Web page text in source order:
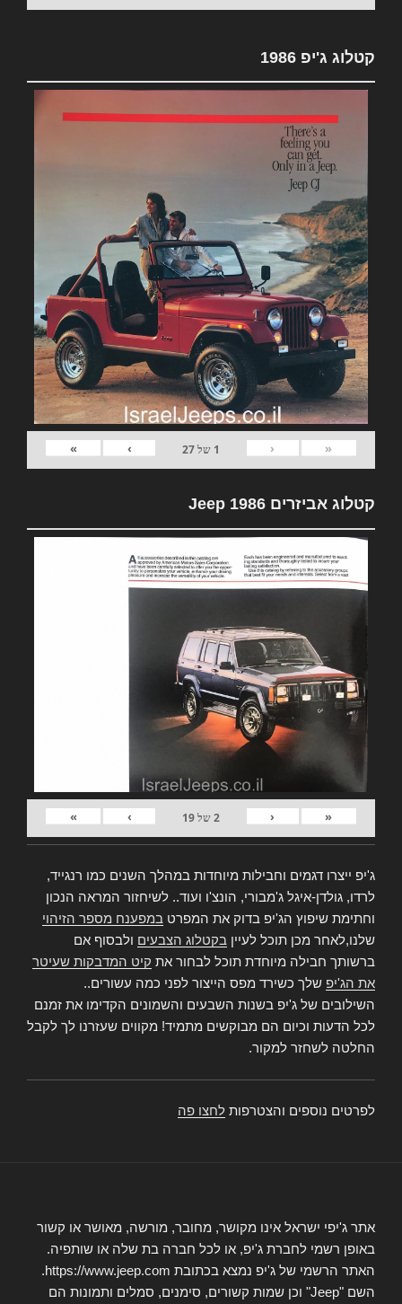
קטלוג ג'יפ 1986
«
‹
1 של27
›
»
קטלוג אביזרים Jeep 1986
«
‹
2של19
›
»
ג'יפ ייצרו דגמים וחבילות מיוחדות במהלך השנים כמו רנגייד,
לרדו, גולדן-איגל ג'מבורי, הונצ'ו ועוד.. לשיחזור המראה הנכון
וחתימת שיפוץ הג'יפ בדוק את המפרט במפענח מספר הזיהוי
שלנו,לאחר מכן תוכל לעיין בקטלוג הצבעים ולבסוף אם
ברשותך חבילה מיוחדת תוכל לבחור את קיט המדבקות שעיטר
את הג'יפ שלך כשירד מפס הייצור לפני כמה עשורים..
השילובים של ג'יפ בשנות השבעים והשמונים הקדימו את זמנם
לכל הדעות וכיום הם מבוקשים מתמיד! מקווים שעזרנו לך לקבל
החלטה לשחזר למקור.
לפרטים נוספים והצטרפות לחצו פה
אתר ג'יפי ישראל אינו מקושר, מחובר, מורשה, מאושר או קשור
באופן רשמי לחברת ג'יפ, או לכל חברה בת שלה או שותפיה.
האתר הרשמי של ג'יפ נמצא בכתובת https://www.jeep.com.
השם "Jeep" וכן שמות קשורים, סימנים, סמלים ותמונות הם